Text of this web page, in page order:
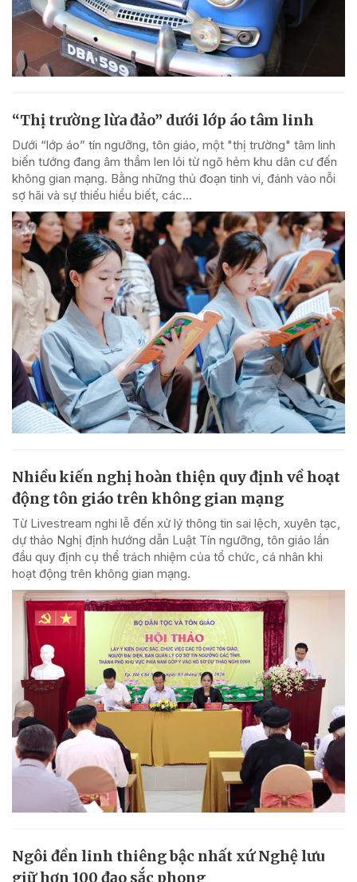
“Thị trường lừa đảo” dưới lớp áo tâm linh
Dưới “lớp áo” tín ngưỡng, tôn giáo, một "thị trường" tâm linh
biến tướng đang âm thầm len lỏi từ ngõ hẻm khu dân cư đến
không gian mạng. Bằng những thủ đoạn tinh vi, đánh vào nỗi
sợ hãi và sự thiếu hiểu biết, các...
Nhiều kiến nghị hoàn thiện quy định về hoạt
động tôn giáo trên không gian mạng
Từ Livestream nghi lễ đến xử lý thông tin sai lệch, xuyên tạc,
dự thảo Nghị định hướng dẫn Luật Tín ngưỡng, tôn giáo lần
đầu quy định cụ thể trách nhiệm của tổ chức, cá nhân khi
hoạt động trên không gian mạng.
Ngôi đền linh thiêng bậc nhất xứ Nghệ lưu
giữ hơn 100 đạo sắc phong